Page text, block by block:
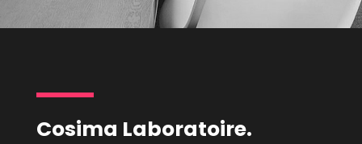
Cosima Laboratoire.